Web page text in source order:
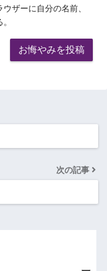
ザーに自分の名前、
次の記事